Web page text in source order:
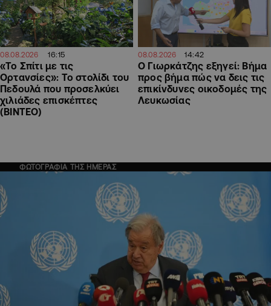
08.08.2026 16:15
«Το Σπίτι με τις
Ορτανσίες»: Το στολίδι του
Πεδουλά που προσελκύει
χιλιάδες επισκέπτες
(ΒΙΝΤΕΟ)
08.08.2026 14:42
Ο Γιωρκάτζης εξηγεί: Βήμα
προς βήμα πώς να δεις τις
επικίνδυνες οικοδομές της
Λευκωσίας
ΦΩΤΟΓΡΑΦΙΑ ΤΗΣ ΗΜΕΡΑΣ